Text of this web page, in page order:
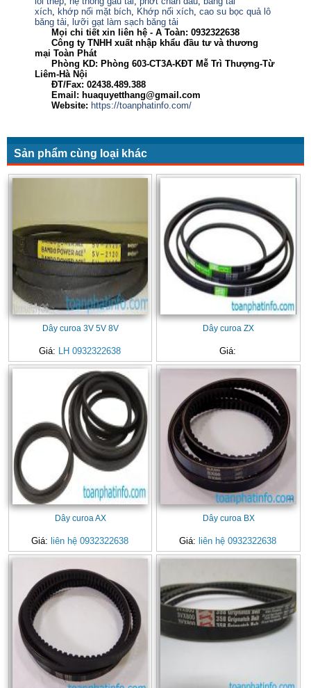
xích, khớp nối mặt bích, Khớp nối xích, cao su bọc quả lô
băng tải, lưỡi gạt làm sạch băng tải
Mọi chi tiết xin liên hệ - A Toàn: 0932322638
Công ty TNHH xuất nhập khẩu đầu tư và thương
mại Toàn Phát
Phòng KD: Phòng 603-CT3A-KĐT Mễ Trì Thượng-Từ
Liêm-Hà Nội
ĐT/Fax: 02438.489.388
Email: huaquyetthang@gmail.com
Website: https://toanphatinfo.com/
Sản phẩm cùng loại khác
Dây curoa 3V 5V 8V
Giá: LH 0932322638
Dây curoa ZX
Giá:
Dây curoa AX
Giá: liên hệ 0932322638
Dây curoa BX
Giá: liên hệ 0932322638